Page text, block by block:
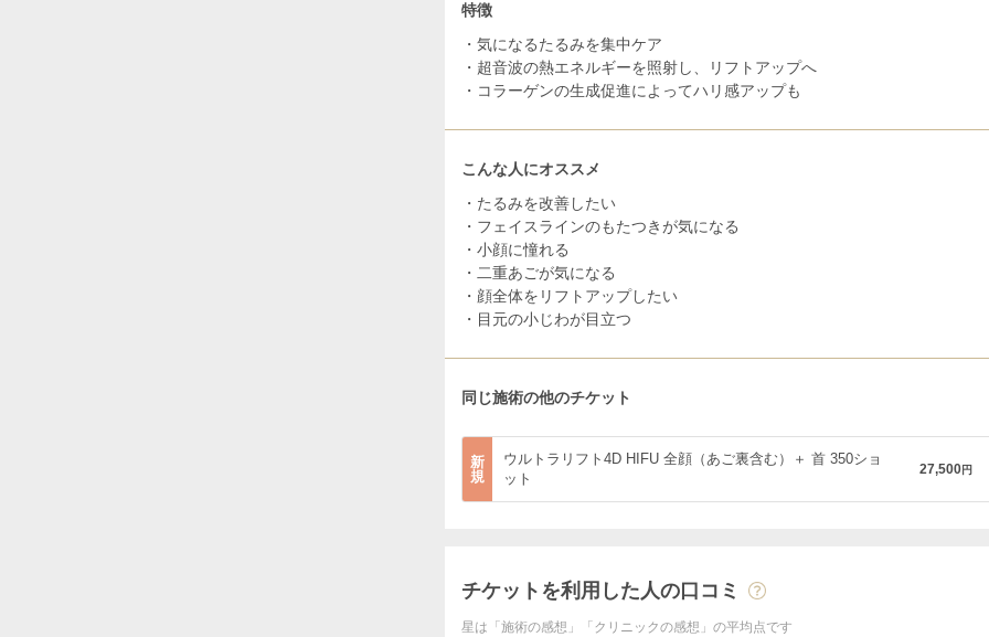
特徴
・気になるたるみを集中ケア
・超音波の熱エネルギーを照射し、リフトアップへ
・コラーゲンの生成促進によってハリ感アップも
こんな人にオススメ
・たるみを改善したい
・フェイスラインのもたつきが気になる
・小顔に憧れる
・二重あごが気になる
・顔全体をリフトアップしたい
・目元の小じわが目立つ
同じ施術の他のチケット
新
規
ウルトラリフト4D HIFU 全顔（あご裏含む）＋ 首 350ショ
ット
27,500円
チケットを利用した人の口コミ
星は「施術の感想」「クリニックの感想」の平均点です